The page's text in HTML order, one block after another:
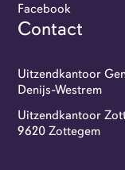
Facebook
Contact
Uitzendkantoor
Denijs-Westrem
Uitzendkantoor
9620 Zottegem